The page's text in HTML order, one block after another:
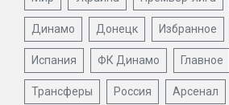
Динамо Донецк Избранное
Испания ФК Динамо Главное
Трансферы Россия Арсенал